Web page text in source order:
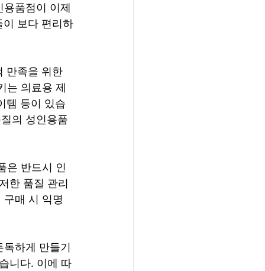
품점이 이제
보다 편리하
만족을 위한
는 의료용 제
템 등이 있습
의 성인용품
은 반드시 인
한 품질 관리
매 시 익명
하게 만들기
니다. 이에 따